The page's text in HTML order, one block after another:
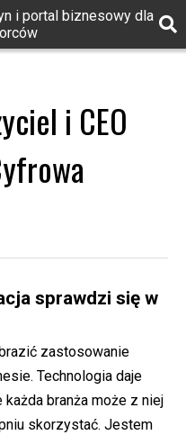
i portal biznesowy dla
i CEO
sprawdzi się w
zastosowanie
Technologia daje
branża może z niej
skorzystać. Jestem